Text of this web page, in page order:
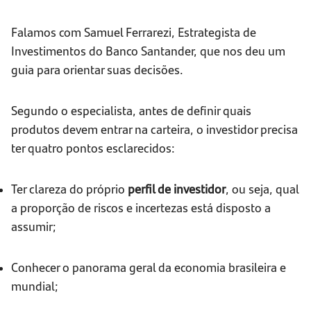
Falamos com Samuel Ferrarezi, Estrategista de
Investimentos do Banco Santander, que nos deu um
guia para orientar suas decisões.
Segundo o especialista, antes de definir quais
produtos devem entrar na carteira, o investidor precisa
ter quatro pontos esclarecidos:
Ter clareza do próprio perfil de investidor, ou seja, qual
a proporção de riscos e incertezas está disposto a
assumir;
Conhecer o panorama geral da economia brasileira e
mundial;